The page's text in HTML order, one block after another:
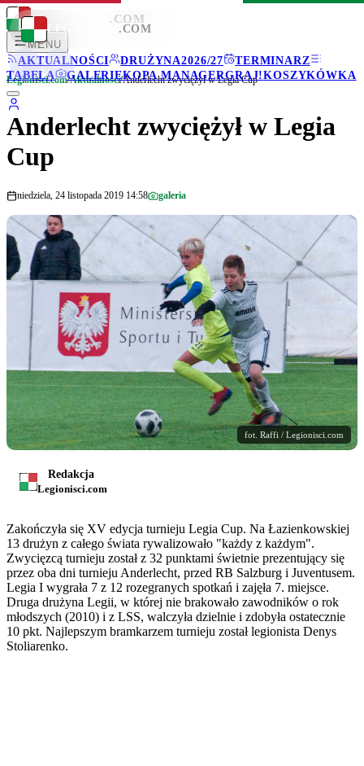
LEGIONISCI .COM
MENU
AKTUALNOŚCI
DRUŻYNA2026/27
TERMINARZ
TABELA
GALERIEKOPA MANAGERGRAJ!KOSZYKÓWKA
LEGIONISCI .COM
Legionisci.com/Aktualności/Anderlecht zwyciężył w Legia Cup
Anderlecht zwyciężył w Legia
Cup
niedziela, 24 listopada 2019 14:58 galeria
fot. Raffi / Legionisci.com
Redakcja
Legionisci.com
Zakończyła się XV edycja turnieju Legia Cup. Na Łazienkowskiej
13 drużyn z całego świata rywalizowało "każdy z każdym".
Zwycięzcą turnieju został z 32 punktami świetnie prezentujący się
przez oba dni turnieju Anderlecht, przed RB Salzburg i Juventusem.
Legia I wygrała 7 z 12 rozegranych spotkań i zajęła 7. miejsce.
Druga drużyna Legii, w której nie brakowało zawodników o rok
młodszych (2010) i z LSS, walczyła dzielnie i zdobyła ostatecznie
10 pkt. Najlepszym bramkarzem turnieju został legionista Denys
Stoliarenko.